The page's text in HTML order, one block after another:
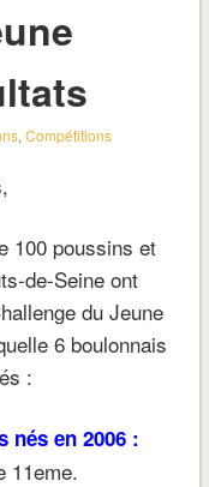
, Compétitions
100 poussins et
de-Seine ont
du Jeune
6 boulonnais
:
nés en 2006 :
11eme.